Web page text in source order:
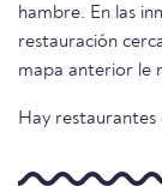
hambre. En las
restauración
mapa anterior le
Hay restaurantes